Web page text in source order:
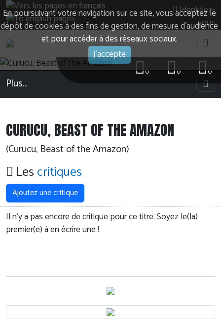
En poursuivant votre navigation sur ce site, vous acceptez le
dépôt de cookies à des fins de gestion, de mesure d’audience
et pour accéder à des réseaux sociaux.
J'accepte
Identifiez-
vous
0
0
0
Plus…
CURUCU, BEAST OF THE AMAZON
(Curucu, Beast of the Amazon)
Lescritiques
Ajoutez une critique
Il n'y a pas encore de critique pour ce titre. Soyez le(la)
premier(e) à en écrire une !